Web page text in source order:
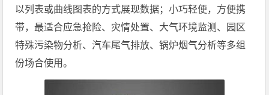
以列表或曲线图表的方式展现数据；小巧轻便，方便携
带，最适合应急抢险、灾情处置、大气环境监测、园区
特殊污染物分析、汽车尾气排放、锅炉烟气分析等多组
份场合使用。